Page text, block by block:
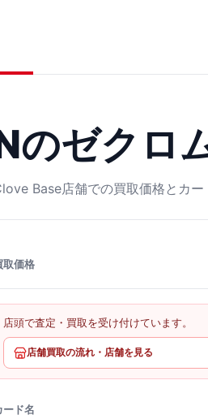
のゼクロ
Base店舗での買取価格とカー
取価格
店頭で査定・買取を受け付けています。
店舗買取の流れ・店舗を見る
ード名